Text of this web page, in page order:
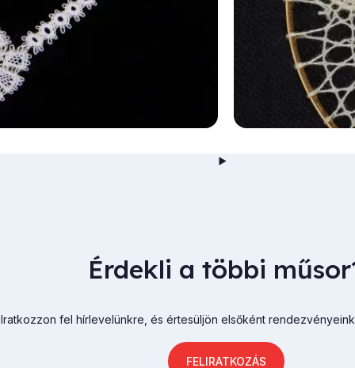
Érdekli a többi
Iratkozzon fel hírlevelünkre, és értesüljön elsőként
FELIRATKOZÁS